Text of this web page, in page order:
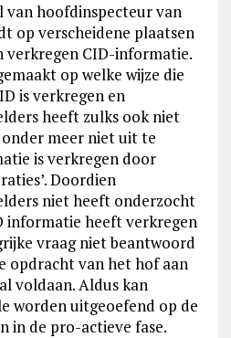
van hoofdinspecteur van
op verscheidene plaatsen
verkregen CID-informatie.
op welke wijze die
is verkregen en
heeft zulks ook niet
meer niet uit te
is verkregen door
Doordien
niet heeft onderzocht
informatie heeft verkregen
vraag niet beantwoord
opdracht van het hof aan
voldaan. Aldus kan
worden uitgeoefend op de
in de pro-actieve fase.